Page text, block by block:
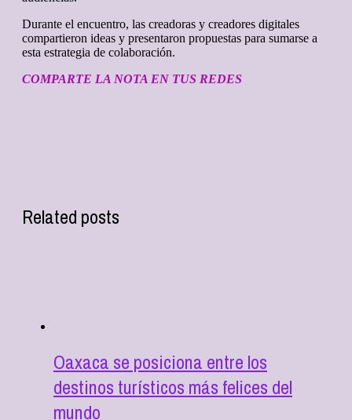
Durante el encuentro, las creadoras y creadores digitales
compartieron ideas y presentaron propuestas para sumarse a
esta estrategia de colaboración.
COMPARTE LA NOTA EN TUS REDES
Related posts
Oaxaca se posiciona entre los
destinos turísticos más felices del
mundo